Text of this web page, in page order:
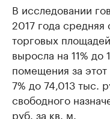
В исследовании
2017 года средняя
торговых
выросла на 11%
помещения за
7% до 74,013 тыс.
свободного
руб. за кв. м.